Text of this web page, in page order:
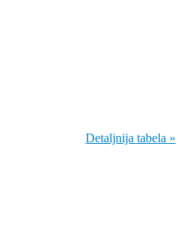
Detaljnija tabela »